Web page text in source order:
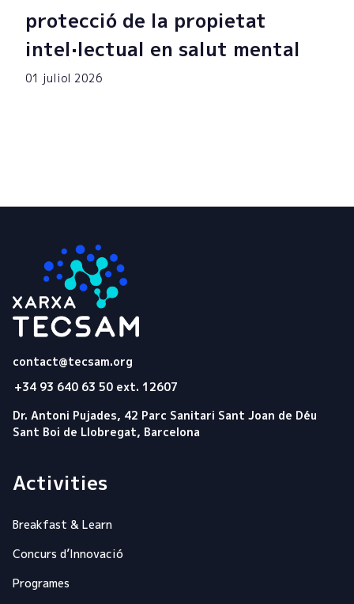
protecció de la propietat
intel·lectual en salut mental
01 juliol 2026
contact@tecsam.org
+34 93 640 63 50 ext. 12607
Dr. Antoni Pujades, 42 Parc Sanitari Sant Joan de Déu
Sant Boi de Llobregat, Barcelona
Activities
Breakfast & Learn
Concurs d’Innovació
Programes